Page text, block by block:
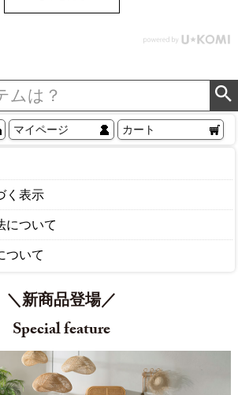
リア アジアン [84302] ホ
マイページ カート
く表示
について
ついて
＼新商品登場／
Special feature